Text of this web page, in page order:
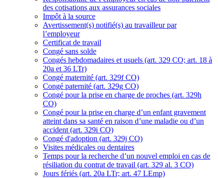
des cotisations aux assurances sociales
Impôt à la source
Avertissement(s) notifié(s) au travailleur par
l’employeur
Certificat de travail
Congé sans solde
Congés hebdomadaires et usuels (art. 329 CO; art. 18 à
20a et 36 LTr)
Congé maternité (art. 329f CO)
Congé paternité (art. 329g CO)
Congé pour la prise en charge de proches (art. 329h
CO)
Congé pour la prise en charge d’un enfant gravement
atteint dans sa santé en raison d’une maladie ou d’un
accident (art. 329i CO)
Congé d'adoption (art. 329j CO)
Visites médicales ou dentaires
Temps pour la recherche d’un nouvel emploi en cas de
résiliation du contrat de travail (art. 329 al. 3 CO)
Jours fériés (art. 20a LTr; art. 47 LEmp)